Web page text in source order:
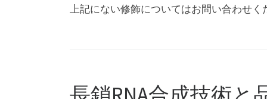
上記にない修飾についてはお問い合わせく